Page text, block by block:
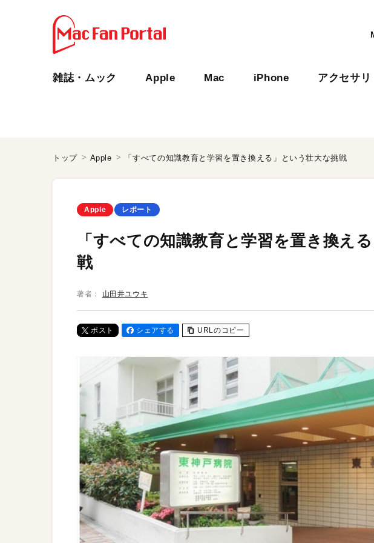
雑誌・ムック Apple Mac iPhone アクセサリ
トップ Apple 「すべての知識教育と学習を置き換える」という壮大な挑戦
Apple レポート
「すべての知識教育と学習を置き換え
戦
著者： 山田井ユウキ
ポスト シェアする URLのコピー